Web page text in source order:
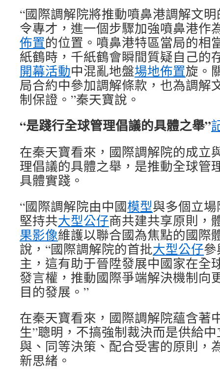
“國際調解院將推動噴鼻港調解文
令專才，進一個步驟加強噴鼻港作
佈置的位置。噴鼻港特區當局的相
紙鶴時，千紙鶴會瞬間質疑自己的
開幕活動中混亂地盤場地佈置旋。
局合約中參加調解條款，也為調解
制保證。”秦天寶說。
“是踐行全球管理倡議的具體之舉”
在秦天寶看來，國際調解院的成立
理倡議的具體之舉，是推動全球管
具體實踐。
“國際調解院由中國模型與多個立
堅持共大型公仔商共建共享原則，
果影像維護以聯合國為焦點的國際
說，“國際調解院的首批大型公仔
主，這有助于晉陞發展中國家在全
發言權，推動國際爭端解決機制向
目的發展。”
在秦天寶看來，國際調解院蘊含著
生”聰明，不搞強制裁決而是供給
與、同等決策、配合受害的原則，
新思緒。